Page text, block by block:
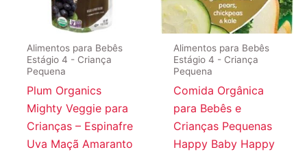
Alimentos para Bebês
Estágio 4 - Criança
Pequena
Plum Organics
Mighty Veggie para
Crianças – Espinafre
Uva Maçã Amaranto
Alimentos para Bebês
Estágio 4 - Criança
Pequena
Comida Orgânica
para Bebês e
Crianças Pequenas
Happy Baby Happy